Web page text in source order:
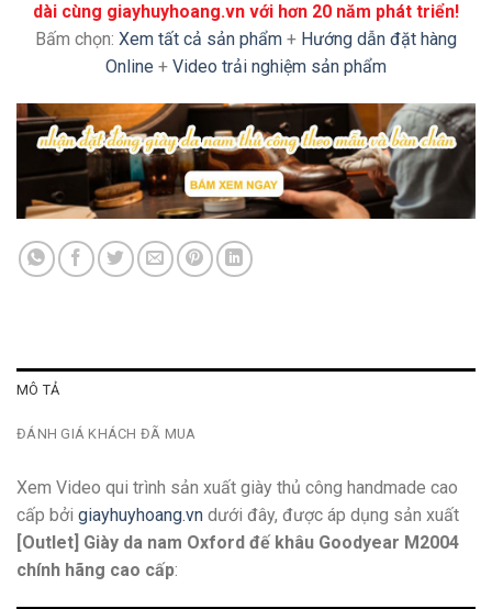
dài cùng giayhuyhoang.vn với hơn 20 năm phát triển!
Bấm chọn: Xem tất cả sản phẩm + Hướng dẫn đặt hàng
Online + Video trải nghiệm sản phẩm
MÔ TẢ
ĐÁNH GIÁ KHÁCH ĐÃ MUA
Xem Video qui trình sản xuất giày thủ công handmade cao
cấp bởi giayhuyhoang.vn dưới đây, được áp dụng sản xuất
[Outlet] Giày da nam Oxford đế khâu Goodyear M2004
chính hãng cao cấp: